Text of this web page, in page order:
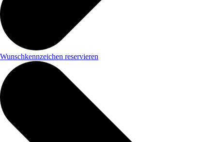
Wunschkennzeichen reservieren